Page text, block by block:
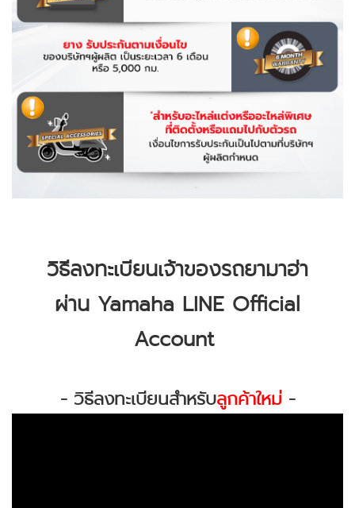
วิธีลงทะเบียนเจ้าของรถยามาฮ่า
ผ่าน Yamaha LINE Official
Account
- วิธีลงทะเบียนสำหรับลูกค้าใหม่-